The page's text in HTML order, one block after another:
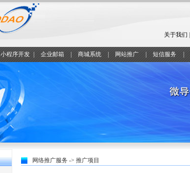
关于我们
小程序开发 企业邮箱 商城系统 网站推广 短信服务
网络推广服务 -> 推广项目